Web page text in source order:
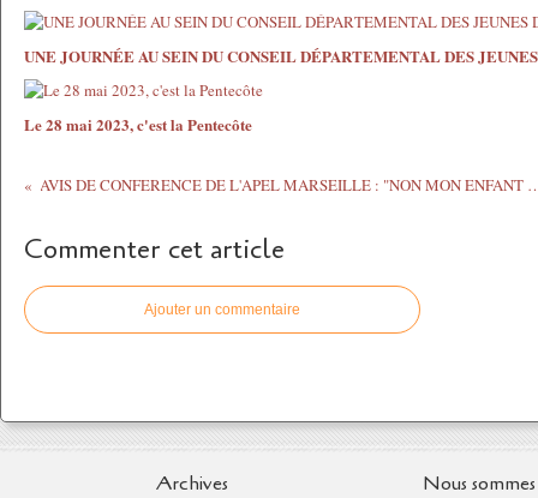
UNE JOURNÉE AU SEIN DU CONSEIL DÉPARTEMENTAL DES
Le 28 mai 2023, c'est la Pentecôte
AVIS DE CONFERENCE DE L'APEL
Commenter cet article
Ajouter un commentaire
Archives Nous